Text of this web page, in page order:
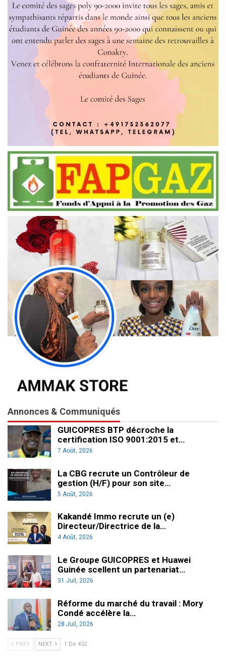
Annonces & Communiqués
GUICOPRES BTP décroche la
certification ISO 9001:2015 et…
7 Août, 2026
La CBG recrute un Contrôleur de
gestion (H/F) pour son site…
5 Août, 2026
Kakandé Immo recrute un (e)
Directeur/Directrice de la…
4 Août, 2026
Le Groupe GUICOPRES et Huawei
Guinée scellent un partenariat…
31 Juil, 2026
Réforme du marché du travail : Mory
Condé accélère la…
28 Juil, 2026
PREV NEXT 1 De 452